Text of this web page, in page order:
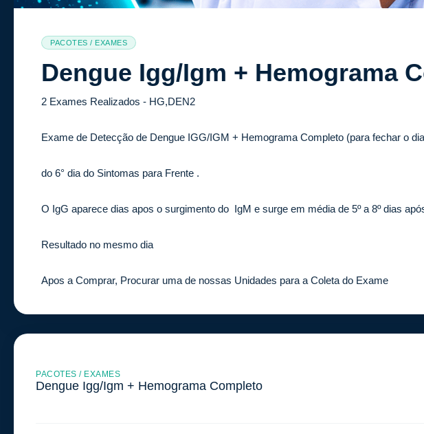
PACOTES / EXAMES
Dengue Igg/Igm + Hemograma
2 Exames Realizados - HG,DEN2
Exame de Detecção de Dengue IGG/IGM + Hemograma Completo (para fechar o
do 6° dia do Sintomas para Frente .
O IgG aparece dias apos o surgimento do IgM e surge em média de 5º a 8º dias
Resultado no mesmo dia
Apos a Comprar, Procurar uma de nossas Unidades para a Coleta do Exame
PACOTES / EXAMES
Dengue Igg/Igm + Hemograma Completo